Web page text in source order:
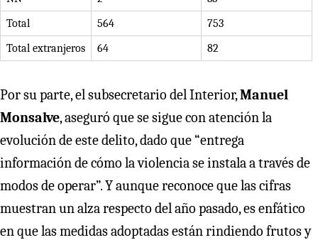
Total
564
753
Total extranjeros
64 82
Por su parte, el subsecretario del Interior,Manuel
Monsalve, aseguró que se sigue con atención la
evolución de este delito, dado que “entrega
información de cómo la violencia se instala a través de
modos de operar”. Y aunque reconoce que las cifras
muestran un alza respecto del año pasado, es enfático
en que las medidas adoptadas están rindiendo frutos y